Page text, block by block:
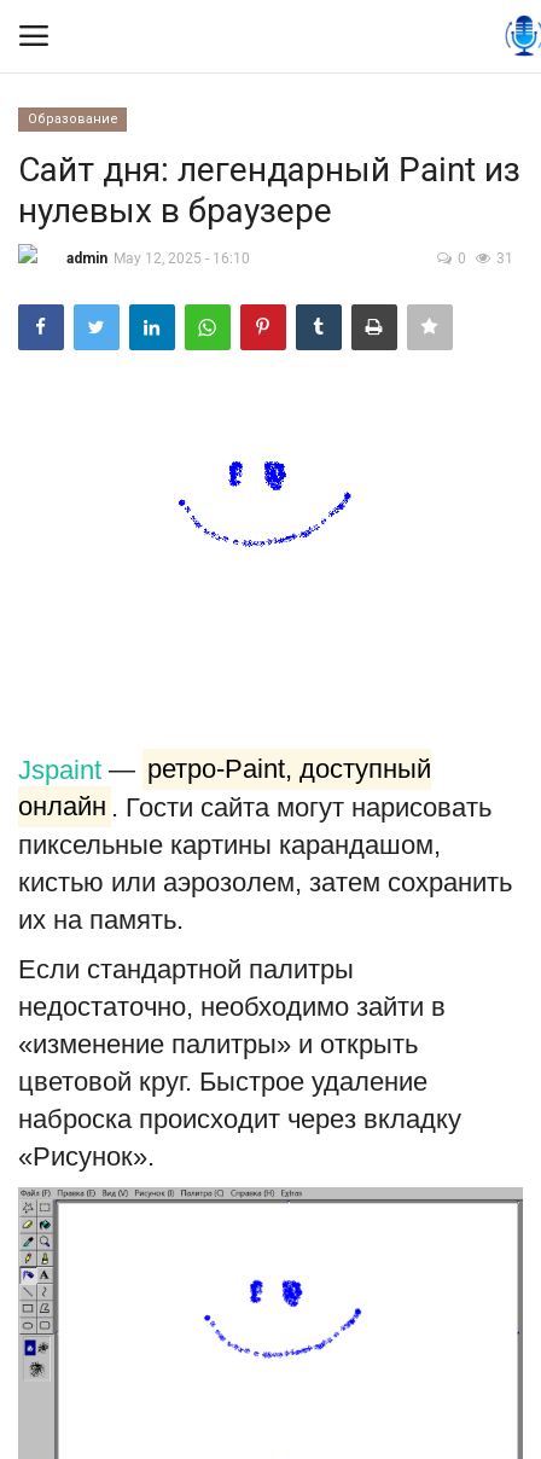
Контакты
Политика
Здоровье
Образование
Шоу-бизнес
Россия
Язык
English Русский
Образование
Сайт дня: легендарный Paint из
нулевых в браузере
admin May 12, 2025 - 16:10 0 31
Jspaint — ретро-Paint, доступный
онлайн . Гости сайта могут нарисовать
пиксельные картины карандашом,
кистью или аэрозолем, затем сохранить
их на память.
Если стандартной палитры
недостаточно, необходимо зайти в
«изменение палитры» и открыть
цветовой круг. Быстрое удаление
наброска происходит через вкладку
«Рисунок».